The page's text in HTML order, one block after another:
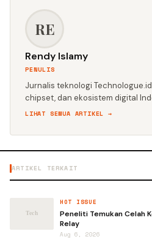
RE
Rendy Islamy
PENULIS
Jurnalis teknologi
chipset, dan ekosistem digital
LIHAT SEMUA ARTIKEL →
ARTIKEL TERKAIT
HOT ISSUE
Peneliti Temukan Celah
Relay
Aug 6, 2026